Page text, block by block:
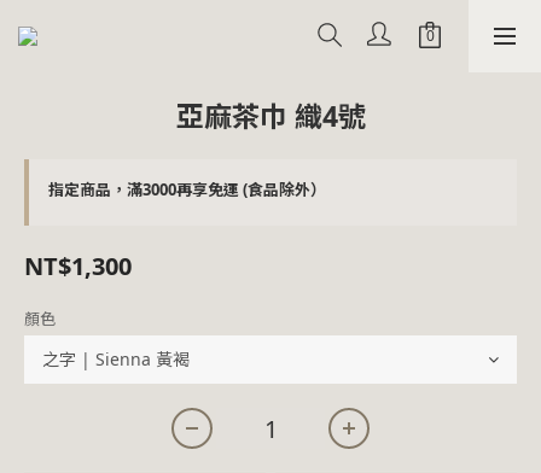
亞麻茶巾 織4號
指定商品，滿3000再享免運 (食品除外）
NT$1,300
顏色